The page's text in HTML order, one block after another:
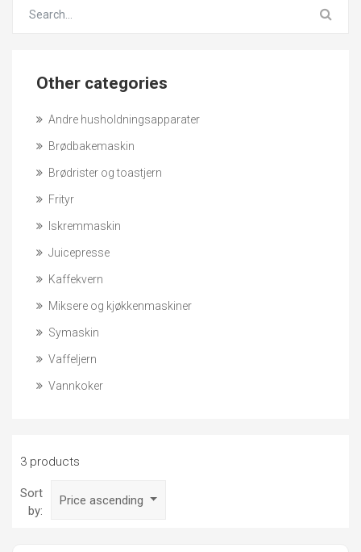
Other categories
Andre husholdningsapparater
Brødbakemaskin
Brødrister og toastjern
Frityr
Iskremmaskin
Juicepresse
Kaffekvern
Miksere og kjøkkenmaskiner
Symaskin
Vaffeljern
Vannkoker
3 products
Sort
by:
Price ascending